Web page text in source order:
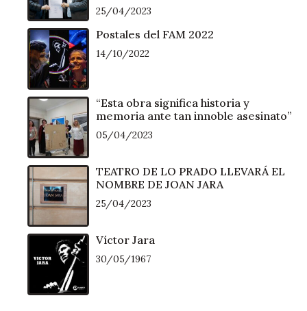
25/04/2023
Postales del FAM 2022
14/10/2022
“Esta obra significa historia y
memoria ante tan innoble asesinato”
05/04/2023
TEATRO DE LO PRADO LLEVARÁ EL
NOMBRE DE JOAN JARA
25/04/2023
Víctor Jara
30/05/1967